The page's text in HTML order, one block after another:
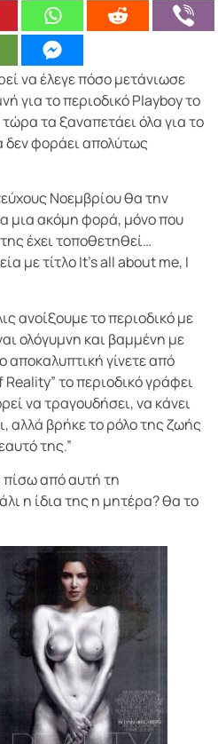
να έλεγε πόσο μετάνιωσε
για το περιοδικό Playboy το
τα ξαναπετάει όλα για το
δεν φοράει απολύτως
Νοεμβρίου θα την
μια ακόμη φορά, μόνο που
έχει τοποθετηθεί…
με τίτλο It’s all about me, I
ανοίξουμε το περιοδικό με
ολόγυμνη και βαμμένη με
αποκαλυπτική γίνετε από
το περιοδικό γράφει
να τραγουδήσει, να κάνει
αλλά βρήκε το ρόλο της ζωής
της.”
πίσω από αυτή τη
η ίδια της η μητέρα? θα το